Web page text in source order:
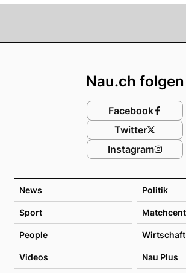
News Politik
Sport
People Wirtschaft
Videos Nau Plus
Nau.ch folgen
Facebook
Twitter
Instagram